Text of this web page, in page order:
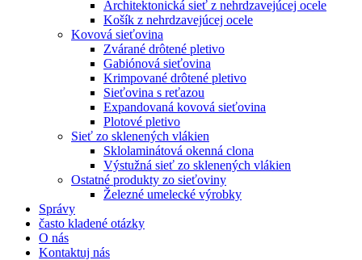
Architektonická sieť z nehrdzavejúcej ocele
Košík z nehrdzavejúcej ocele
Kovová sieťovina
Zvárané drôtené pletivo
Gabiónová sieťovina
Krimpované drôtené pletivo
Sieťovina s reťazou
Expandovaná kovová sieťovina
Plotové pletivo
Sieť zo sklenených vlákien
Sklolaminátová okenná clona
Výstužná sieť zo sklenených vlákien
Ostatné produkty zo sieťoviny
Železné umelecké výrobky
Správy
často kladené otázky
O nás
Kontaktuj nás